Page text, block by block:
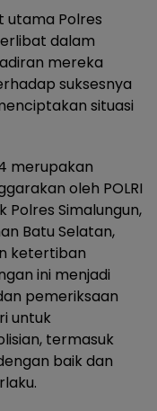
utama Polres
dalam
mereka
suksesnya
situasi
merupakan
oleh POLRI
Polres Simalungun,
Batu Selatan,
ketertiban
ini menjadi
pemeriksaan
untuk
termasuk
baik dan